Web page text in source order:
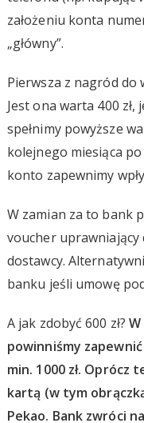
założeniu konta
„główny”.
Pierwsza z nagród do
Jest ona warta 400 zł,
spełnimy powyższe
kolejnego miesiąca
konto zapewnimy
W zamian za to bank
voucher
dostawcy.
banku jeśli umowę
A jak zdobyć 600 zł?
powinniśmy
min. 1000 zł. Oprócz
kartą (w tym
Pekao. Bank zwróci